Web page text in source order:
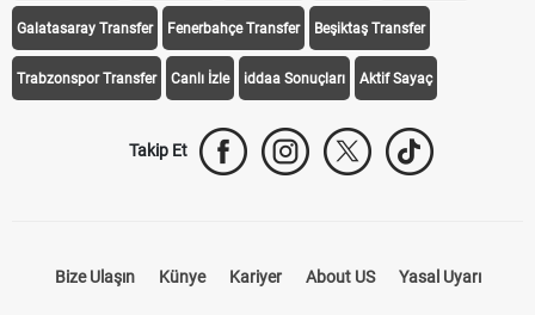
Galatasaray Transfer Fenerbahçe Transfer Beşiktaş Transfer
Trabzonspor Transfer Canlı İzle iddaa Sonuçları Aktif Sayaç
Takip Et
Bize Ulaşın Künye Kariyer About US Yasal Uyarı